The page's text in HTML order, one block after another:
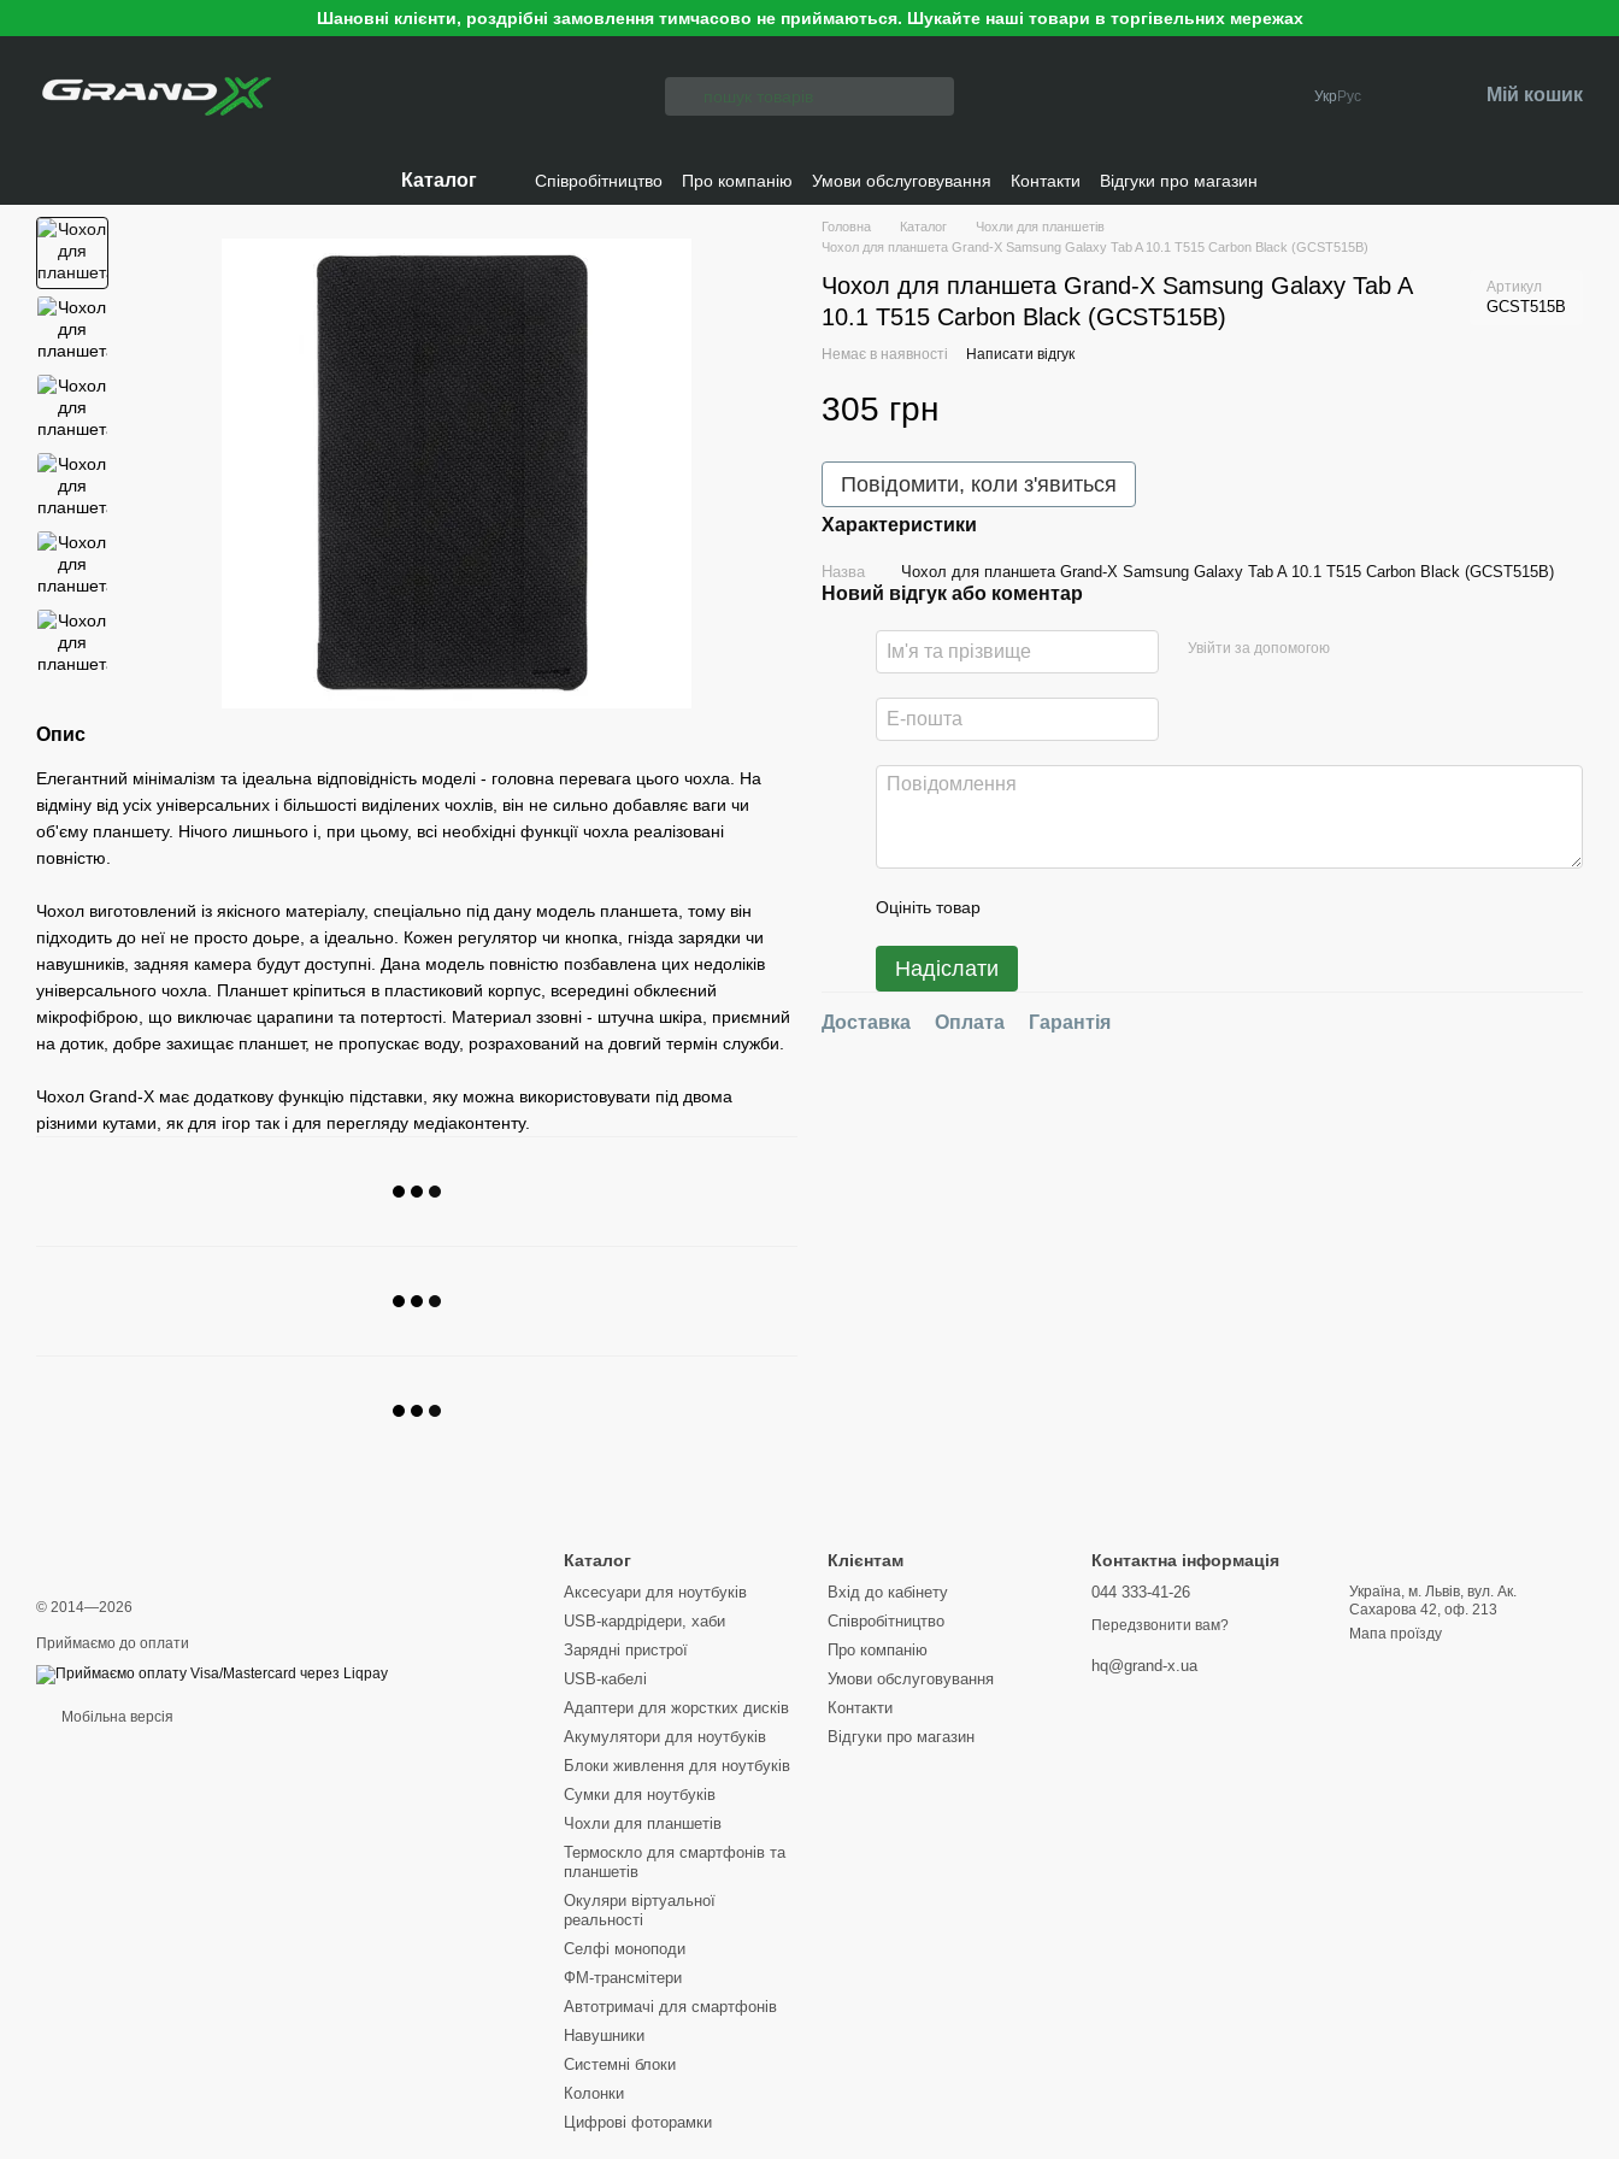
Шановні клієнти, роздрібні замовлення тимчасово не приймаються. Шукайте наші товари в торгівельних мережах
Укр Рус Мій кошик
Каталог Співробітництво Про компанію Умови обслуговування Контакти Відгуки про магазин
Опис
Елегантний мінімалізм та ідеальна відповідність моделі - головна перевага цього чохла. На
відміну від усіх універсальних і більшості виділених чохлів, він не сильно добавляє ваги чи
об'єму планшету. Нічого лишнього і, при цьому, всі необхідні функції чохла реалізовані
повністю.
Чохол виготовлений із якісного матеріалу, спеціально під дану модель планшета, тому він
підходить до неї не просто доьре, а ідеально. Кожен регулятор чи кнопка, гнізда зарядки чи
навушників, задняя камера будут доступні. Дана модель повністю позбавлена цих недоліків
універсального чохла. Планшет кріпиться в пластиковий корпус, всередині обклеєний
мікрофіброю, що виключає царапини та потертості. Материал ззовні - штучна шкіра, приємний
на дотик, добре захищає планшет, не пропускає воду, розрахований на довгий термін служби.
Чохол Grand-X має додаткову функцію підставки, яку можна використовувати під двома
різними кутами, як для ігор так і для перегляду медіаконтенту.
Головна Каталог
Чохли для планшетів
Чохол для планшета Grand-X Samsung Galaxy Tab A 10.1 T515 Carbon Black (GCST515B)
Чохол для планшета Grand-X Samsung Galaxy Tab A
10.1 T515 Carbon Black (GCST515B)
Артикул
GCST515B
Немає в наявності Написати відгук
305 грн
Повідомити, коли з'явиться
Характеристики
Назва Чохол для планшета Grand-X Samsung Galaxy Tab A 10.1 T515 Carbon Black (GCST515B)
Новий відгук або коментар
Увійти за допомогою
Оцініть товар
Надіслати
Доставка Оплата Гарантія
© 2014—2026
Приймаємо до оплати
Мобільна версія
Каталог
Аксесуари для ноутбуків
USB-кардрідери, хаби
Зарядні пристрої
USB-кабелі
Адаптери для жорстких дисків
Акумулятори для ноутбуків
Блоки живлення для ноутбуків
Сумки для ноутбуків
Чохли для планшетів
Термоскло для смартфонів та
планшетів
Окуляри віртуальної
реальності
Селфі моноподи
ФМ-трансмітери
Автотримачі для смартфонів
Навушники
Системні блоки
Колонки
Цифрові фоторамки
Клієнтам
Вхід до кабінету
Співробітництво
Про компанію
Умови обслуговування
Контакти
Відгуки про магазин
Контактна інформація
044 333-41-26
Передзвонити вам?
hq@grand-x.ua
Україна, м. Львів, вул. Ак.
Сахарова 42, оф. 213
Мапа проїзду